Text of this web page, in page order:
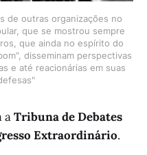
de outras organizações no
que se mostrou sempre
que ainda no espírito do
disseminam perspectivas
e até reacionárias em suas
aTribuna de Debates
Extraordinário.